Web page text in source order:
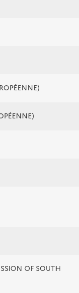
OF SOUTH